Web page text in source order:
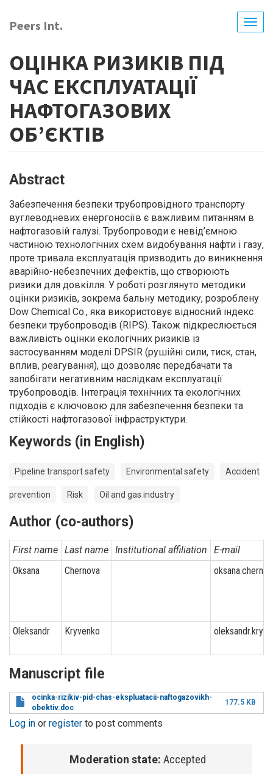
main
Peers Int.
ОЦІНКА РИЗИКІВ ПІД
ЧАС ЕКСПЛУАТАЦІЇ
НАФТОГАЗОВИХ
ОБ’ЄКТІВ
Abstract
Забезпечення безпеки трубопровідного транспорту
вуглеводневих енергоносіїв є важливим питанням в
нафтогазовій галузі. Трубопроводи є невід’ємною
частиною технологічних схем видобування нафти і газу,
проте тривала експлуатація призводить до виникнення
аварійно-небезпечних дефектів, що створюють
ризики для довкілля. У роботі розглянуто методики
оцінки ризиків, зокрема бальну методику, розроблену
Dow Chemical Co., яка використовує відносний індекс
безпеки трубопроводів (RIPS). Також підкреслюється
важливість оцінки екологічних ризиків із
застосуванням моделі DPSIR (рушійні сили, тиск, стан,
вплив, реагування), що дозволяє передбачати та
запобігати негативним наслідкам експлуатації
трубопроводів. Інтеграція технічних та екологічних
підходів є ключовою для забезпечення безпеки та
стійкості нафтогазової інфраструктури.
Keywords (in English)
Pipeline transport safety Environmental safety Accident
prevention Risk Oil and gas industry
Author (co-authors)
First name Last name Institutional affiliation
E-mail
Oksana
Chernova
Oleksandr Kryvenko
Manuscript file
ocinka-rizikiv-pid-chas-ekspluatacii-naftogazovikh-
obektiv.doc
177.5 KB
Log in or register to post comments
Moderation state: Accepted